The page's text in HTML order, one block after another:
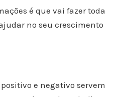
é que vai fazer toda
no seu crescimento
e negativo servem